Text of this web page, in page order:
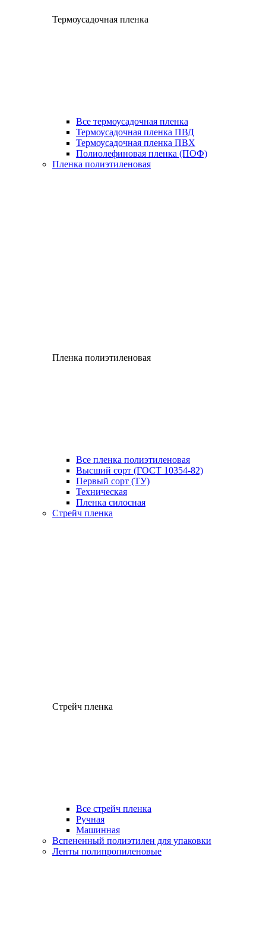
Термоусадочная пленка
Все термоусадочная пленка
Термоусадочная пленка ПВД
Термоусадочная пленка ПВХ
Полиолефиновая пленка (ПОФ)
Пленка полиэтиленовая
Пленка полиэтиленовая
Все пленка полиэтиленовая
Высший сорт (ГОСТ 10354-82)
Первый сорт (ТУ)
Техническая
Пленка силосная
Стрейч пленка
Стрейч пленка
Все стрейч пленка
Ручная
Машинная
Вспененный полиэтилен для упаковки
Ленты полипропиленовые